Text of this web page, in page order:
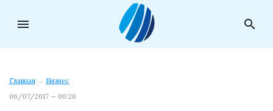
menu search
Главная → Бизнес
06/07/2017 — 00:26